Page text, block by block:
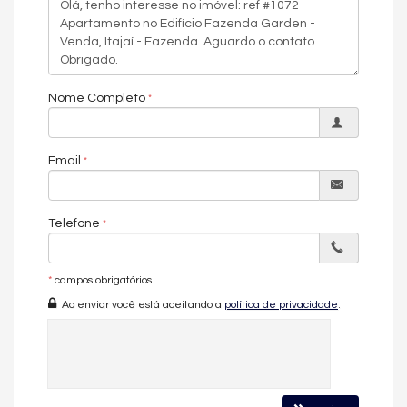
Diferenciais construtivos e de acabamento
Porcelanato nas áreas sociais
Piso vinílico nos dormitórios
Rebaixamento em gesso em toda a unidade
Infraestrutura para aquecimento a gás
Infraestrutura para ar-condicionado tipo split
Pré-automação residencial nas áreas sociais
Manta de atenuação acústica no piso
Paredes internas em drywall com isolamento acústico
Nome Completo
Email
Telefone
* campos obrigatórios
Ao enviar você está aceitando a política de privacidade